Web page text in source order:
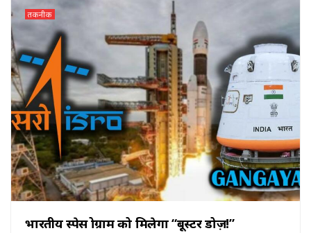
तकनीक
भारतीय स्पेस प्रोग्राम को मिलेगा “बूस्टर डोज़!”